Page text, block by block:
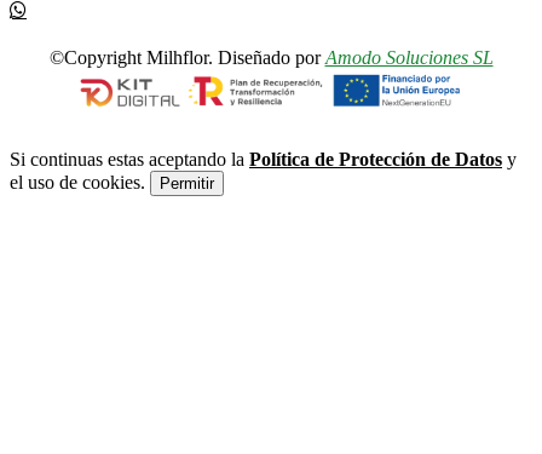
©Copyright Milhflor. Diseñado porAmodo Soluciones SL
Si continuas estas aceptando la Política de Protección de Datos y
el uso de cookies.
Permitir